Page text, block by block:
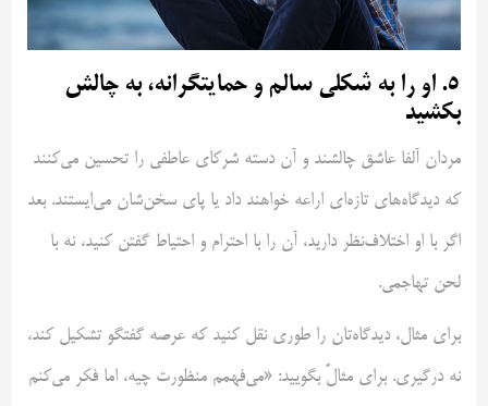
۵. او را به شکلی سالم و حمایتگرانه، به چالش
بکشید
مردان آلفا عاشق چالشند و آن دسته شرکای عاطفی را تحسین می‌کنند
که دیدگاه‌های تازه‌ای اراعه خواهند داد یا پای سخن‌شان می‌ایستند. بعد
اگر با او اختلاف‌نظر دارید، آن را با احترام و احتیاط گفتن کنید، نه با
لحن تهاجمی.
برای مثال، دیدگاه‌تان را طوری نقل کنید که عرصه گفتگو تشکیل کند،
نه درگیری. برای مثالً بگویید: «می‌فهمم منظورت چیه، اما فکر می‌کنم